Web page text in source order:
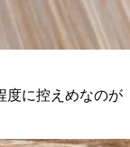
度に控えめなのが